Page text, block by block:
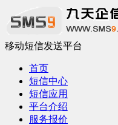
移动短信发送平台
首页
短信中心
短信应用
平台介绍
服务报价